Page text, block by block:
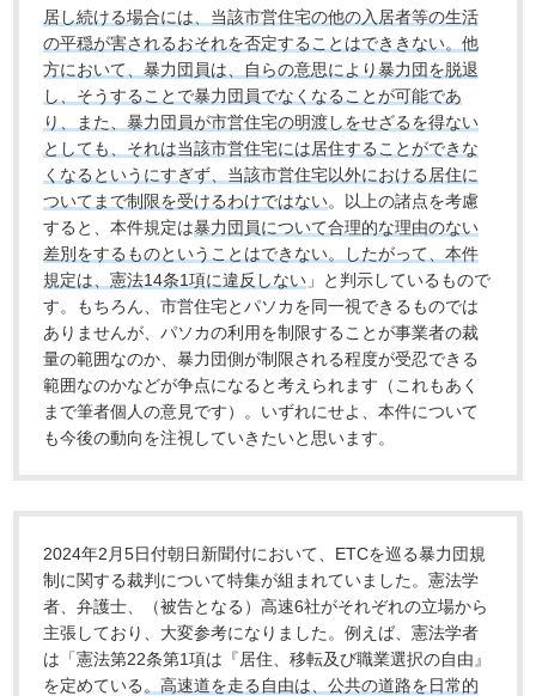
居し続ける場合には、当該市営住宅の他の入居者等の生活
の平穏が害されるおそれを否定することはでききない。他
方において、暴力団員は、自らの意思により暴力団を脱退
し、そうすることで暴力団員でなくなることが可能であ
り、また、暴力団員が市営住宅の明渡しをせざるを得ない
としても、それは当該市営住宅には居住することができな
くなるというにすぎず、当該市営住宅以外における居住に
ついてまで制限を受けるわけではない。以上の諸点を考慮
すると、本件規定は暴力団員について合理的な理由のない
差別をするものということはできない。したがって、本件
規定は、憲法14条1項に違反しない 」と判示しているもので
す。もちろん、市営住宅とパソカを同一視できるものでは
ありませんが、パソカの利用を制限することが事業者の裁
量の範囲なのか、暴力団側が制限される程度が受忍できる
範囲なのかなどが争点になると考えられます（これもあく
まで筆者個人の意見です）。いずれにせよ、本件について
も今後の動向を注視していきたいと思います。
2024年2月5日付朝日新聞付において、ETCを巡る暴力団規
制に関する裁判について特集が組まれていました。憲法学
者、弁護士、（被告となる）高速6社がそれぞれの立場から
主張しており、大変参考になりました。例えば、憲法学者
は「憲法第22条第1項は『居住、移転及び職業選択の自由』
を定めている 。高速道を走る自由は、公共の道路を日常的